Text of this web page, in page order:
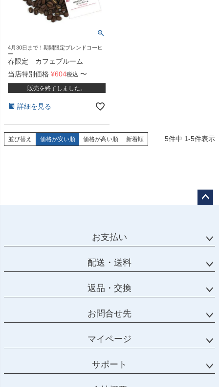
4月30日まで！期間限定ブレンドコーヒ
ー
春限定 カフェブルーム
当店特別価格 ¥604税込 〜
販売を終了しました。
詳細を見る
並び替え 価格が安い順 価格が高い順 新着順 5件中 1-5件表示
お支払い
配送・送料
返品・交換
お問合せ先
マイページ
サポート